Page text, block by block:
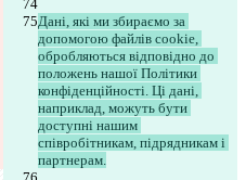
Дані, які ми збираємо за
допомогою файлів cookie,
обробляються відповідно до
положень нашої Політики
конфіденційності. Ці дані,
наприклад, можуть бути
доступні нашим
співробітникам, підрядникам і
партнерам.